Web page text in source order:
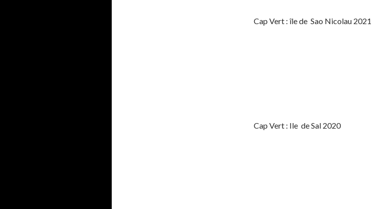
Cap Vert : île de Sao Nicolau 2021
Cap Vert : Ile de Sal 2020